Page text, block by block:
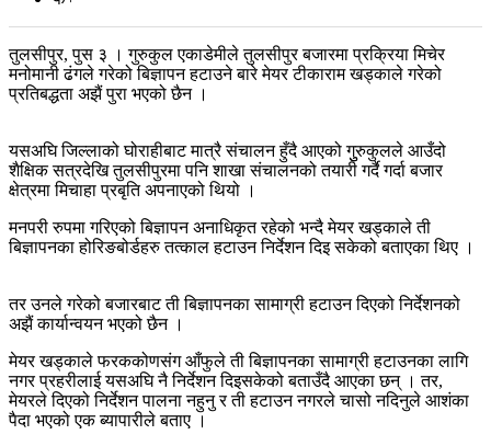
तुलसीपुर, पुस ३ । गुरुकुल एकाडेमीले तुलसीपुर बजारमा प्रक्रिया मिचेर
मनोमानी ढंगले गरेको बिज्ञापन हटाउने बारे मेयर टीकाराम खड्काले गरेको
प्रतिबद्धता अझैं पुरा भएको छैन ।
यसअघि जिल्लाको घोराहीबाट मात्रै संचालन हुँदै आएको गुुरुकुलले आउँदो
शैक्षिक सत्रदेखि तुलसीपुरमा पनि शाखा संचालनको तयारी गर्दै गर्दा बजार
क्षेत्रमा मिचाहा प्रबृति अपनाएको थियो ।
मनपरी रुपमा गरिएको बिज्ञापन अनाधिकृत रहेको भन्दै मेयर खड्काले ती
बिज्ञापनका होरिङबोर्डहरु तत्काल हटाउन निर्देशन दिइ सकेको बताएका थिए ।
तर उनले गरेको बजारबाट ती बिज्ञापनका सामाग्री हटाउन दिएको निर्देशनको
अझैं कार्यान्वयन भएको छैन ।
मेयर खड्काले फरककोणसंग आँफुले ती बिज्ञापनका सामाग्री हटाउनका लागि
नगर प्रहरीलाई यसअघि नै निर्देशन दिइसकेको बताउँदै आएका छन् । तर,
मेयरले दिएको निर्देशन पालना नहुनु र ती हटाउन नगरले चासो नदिनुले आशंका
पैदा भएको एक ब्यापारीले बताए ।